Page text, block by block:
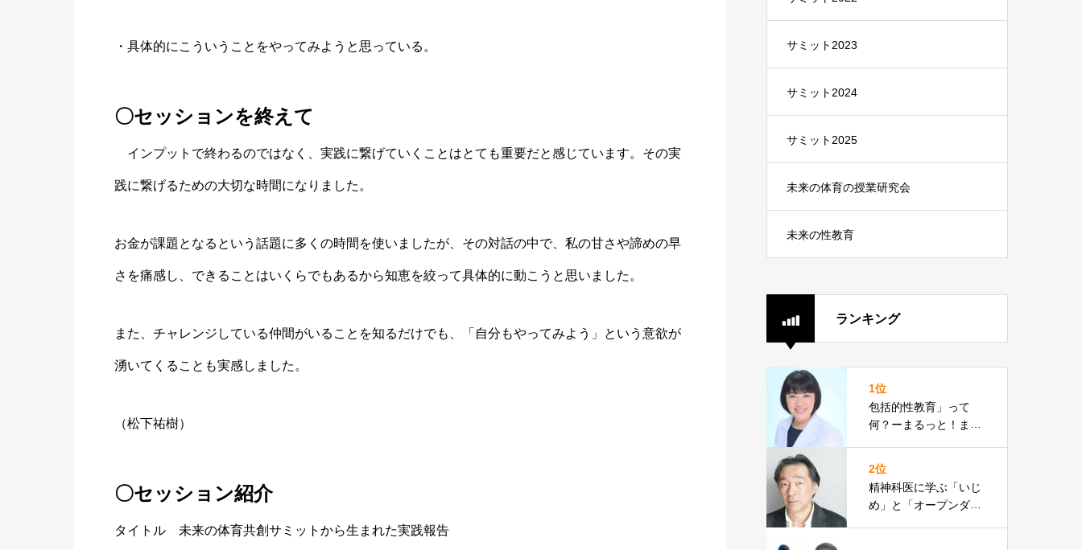
・具体的にこういうことをやってみようと思っている。
〇セッションを終えて
インプットで終わるのではなく、実践に繋げていくことはとても重要だと感じています。その実
践に繋げるための大切な時間になりました。
お金が課題となるという話題に多くの時間を使いましたが、その対話の中で、私の甘さや諦めの早
さを痛感し、できることはいくらでもあるから知恵を絞って具体的に動こうと思いました。
また、チャレンジしている仲間がいることを知るだけでも、「自分もやってみよう」という意欲が
湧いてくることも実感しました。
（松下祐樹）
〇セッション紹介
タイトル 未来の体育共創サミットから生まれた実践報告
サミット2023
サミット2024
サミット2025
未来の体育の授業研究会
未来の性教育
ランキング
1位
包括的性教育」って
何？ーまるっと！まな
2位
精神科医に学ぶ「いじ
め」と「オープンダイ